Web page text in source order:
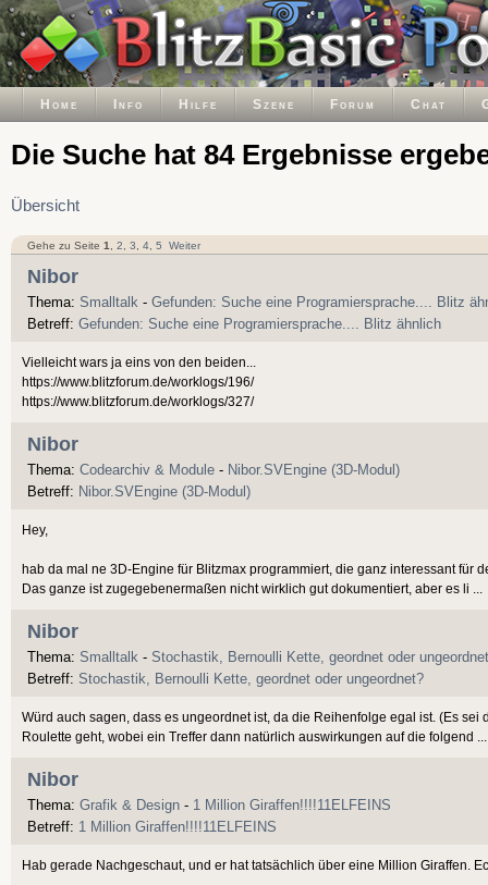
Home Info Hilfe Szene Forum Chat
Die Suche hat 84 Ergebnisse
Übersicht
Gehe zu Seite 1 2 3 4, 5 Weiter
Nibor
Thema: Smalltalk - Gefunden: Suche eine Programiersprache.... Blitz
Betreff: Gefunden: Suche eine Programiersprache.... Blitz ähnlich
Vielleicht wars ja eins von den beiden...
https://www.blitzforum.de/worklogs/196/
https://www.blitzforum.de/worklogs/327/
Nibor
Thema: Codearchiv & Module - Nibor.SVEngine (3D-Modul)
Betreff: Nibor.SVEngine (3D-Modul)
Hey,
hab da mal ne 3D-Engine für Blitzmax programmiert, die ganz interessant für
Das ganze ist zugegebenermaßen nicht wirklich gut dokumentiert, aber es li ...
Nibor
Thema: Smalltalk - Stochastik, Bernoulli Kette, geordnet oder
Betreff: Stochastik, Bernoulli Kette, geordnet oder ungeordnet?
Würd auch sagen, dass es ungeordnet ist, da die Reihenfolge egal ist. (Es sei
Roulette geht, wobei ein Treffer dann natürlich auswirkungen auf die folgend ...
Nibor
Thema: Grafik & Design - 1 Million Giraffen!!!!11ELFEINS
Betreff: 1 Million Giraffen!!!!11ELFEINS
Hab gerade Nachgeschaut, und er hat tatsächlich über eine Million Giraffen.